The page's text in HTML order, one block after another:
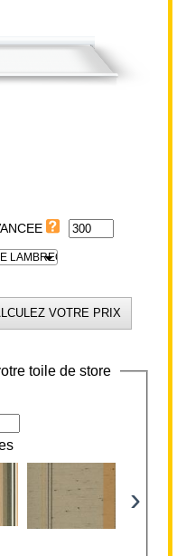
LAMBREQUIN
toile de store
›